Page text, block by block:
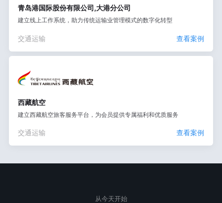
青岛港国际股份有限公司,大港分公司
建立线上工作系统，助力传统运输业管理模式的数字化转型
交通运输 查看案例
西藏航空
建立西藏航空旅客服务平台，为会员提供专属福利和优质服务
交通运输 查看案例
从今天开始